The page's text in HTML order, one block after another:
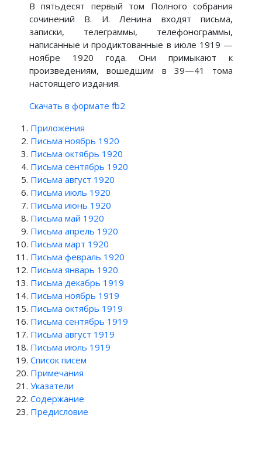
В пятьдесят первый том Полного собрания
сочинений В. И. Ленина входят письма,
записки, телеграммы, телефонограммы,
написанные и продиктованные в июле 1919 —
ноябре 1920 года. Они примыкают к
произведениям, вошедшим в 39—41 тома
настоящего издания.
Скачать в формате fb2
Приложения
Письма ноябрь 1920
Письма октябрь 1920
Письма сентябрь 1920
Письма август 1920
Письма июль 1920
Письма июнь 1920
Письма май 1920
Письма апрель 1920
Письма март 1920
Письма февраль 1920
Письма январь 1920
Письма декабрь 1919
Письма ноябрь 1919
Письма октябрь 1919
Письма сентябрь 1919
Письма август 1919
Письма июль 1919
Список писем
Примечания
Указатели
Содержание
Предисловие